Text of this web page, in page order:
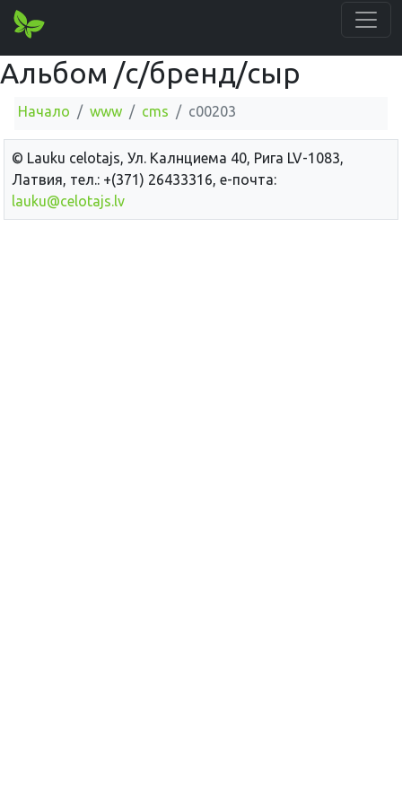
Альбом /c/бренд/сыр
Начало www cms c00203
© Lauku сelotajs, Ул. Калнциема 40, Рига LV-1083,
Латвия, тел.: +(371) 26433316, е-почта:
lauku@celotajs.lv